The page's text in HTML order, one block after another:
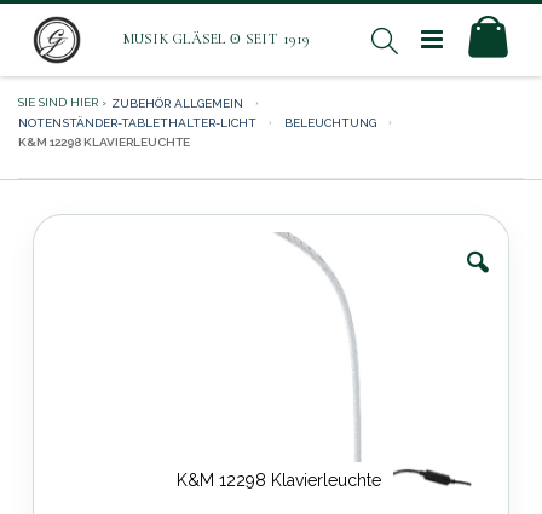
Direkt
zum
Suche
ZUBEHÖR ALLGEMEIN
NOTENSTÄNDER-TABLETHALTER-LICHT
BELEUCHTUNG
K&M 12298 KLAVIERLEUCHTE
K&M 12298 Klavierleuchte